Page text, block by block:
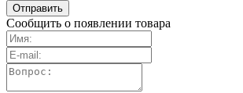
Сообщить о появлении товара